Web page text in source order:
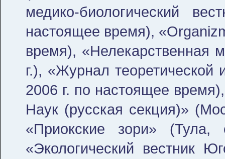
медико-биологический
настоящее время),
время), «Нелекарственная
г.), «Журнал
2006 г. по настоящее
Наук (русская секция)»
«Приокские зори»
«Экологический вестник